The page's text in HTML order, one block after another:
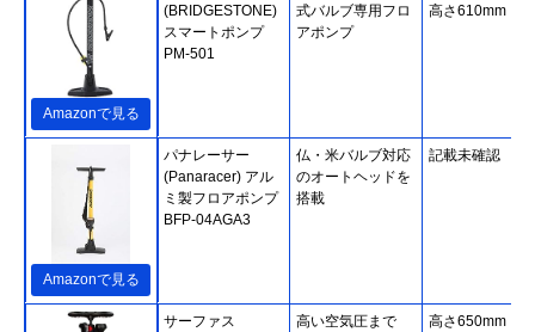
Amazonで見る
(BRIDGESTONE)
スマートポンプ
PM-501
式バルブ専用フロ
アポンプ
高さ610mm
Amazonで見る
パナレーサー
(Panaracer) アル
ミ製フロアポンプ
BFP-04AGA3
仏・米バルブ対応
のオートヘッドを
搭載
記載未確認
サーファス
高い空気圧まで
高さ650mm